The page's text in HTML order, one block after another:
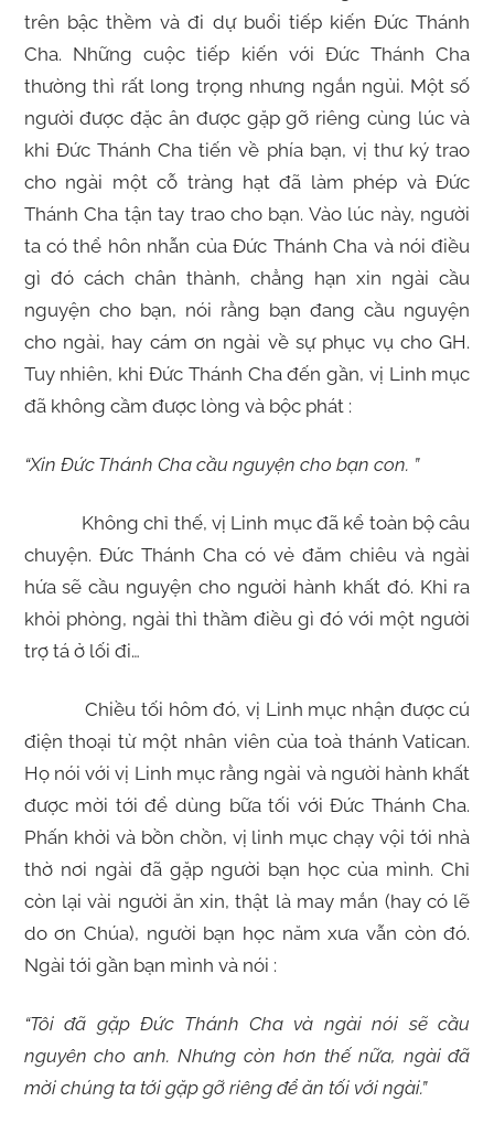
trên bậc thềm và đi dự buổi tiếp kiến Đức Thánh
Cha. Những cuộc tiếp kiến với Đức Thánh Cha
thường thì rất long trọng nhưng ngắn ngủi. Một số
người được đặc ân được gặp gỡ riêng cùng lúc và
khi Đức Thánh Cha tiến về phía bạn, vị thư ký trao
cho ngài một cỗ tràng hạt đã làm phép và Đức
Thánh Cha tận tay trao cho bạn. Vào lúc này, người
ta có thể hôn nhẫn của Đức Thánh Cha và nói điều
gì đó cách chân thành, chẳng hạn xin ngài cầu
nguyện cho bạn, nói rằng bạn đang cầu nguyện
cho ngài, hay cám ơn ngài về sự phục vụ cho GH.
Tuy nhiên, khi Đức Thánh Cha đến gần, vị Linh mục
đã không cầm được lòng và bộc phát :
“Xin Đức Thánh Cha cầu nguyện cho bạn con. ”
Không chỉ thế, vị Linh mục đã kể toàn bộ câu
chuyện. Đức Thánh Cha có vẻ đăm chiêu và ngài
hứa sẽ cầu nguyện cho người hành khất đó. Khi ra
khỏi phòng, ngài thì thầm điều gì đó với một người
trợ tá ở lối đi…
Chiều tối hôm đó, vị Linh mục nhận được cú
điện thoại từ một nhân viên của toà thánh Vatican.
Họ nói với vị Linh mục rằng ngài và người hành khất
được mời tới để dùng bữa tối với Đức Thánh Cha.
Phấn khởi và bồn chồn, vị linh mục chạy vội tới nhà
thờ nơi ngài đã gặp người bạn học của mình. Chỉ
còn lại vài người ăn xin, thật là may mắn (hay có lẽ
do ơn Chúa), người bạn học năm xưa vẫn còn đó.
Ngài tới gần bạn mình và nói :
“Tôi đã gặp Đức Thánh Cha và ngài nói sẽ cầu
nguyên cho anh. Nhưng còn hơn thế nữa, ngài đã
mời chúng ta tới gặp gỡ riêng để ăn tối với ngài.”